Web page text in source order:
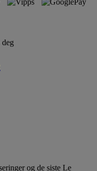
og de siste Le